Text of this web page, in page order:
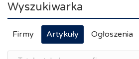
Wyszukiwarka
Firmy Artykuły Ogłoszenia